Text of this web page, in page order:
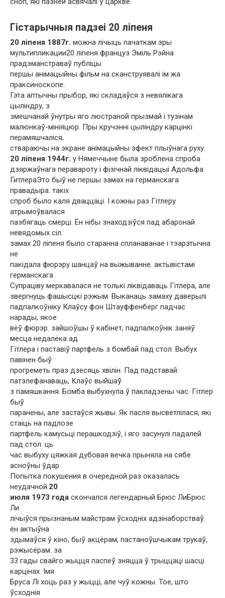
Гістарычныя падзеі 20 ліпеня
20 ліпеня 1887г. можна лічыць пачаткам эры
мультипликации20 ліпеня француз Эміль Рэйна
прадэманстраваў публіцы
першы анімацыйны фільм на сканструявалі ім жа
праксиноскопе.
Гэта аптычны прыбор, які складаўся з невялікага
цыліндру, з
змешчанай ўнутры яго люстраной прызмай і тузінам
малюнкаў-мініяцюр. Пры кручэнні цыліндру карцінкі
перамяшчаліся,
ствараючы на ​​экране анімацыйны эфект плыўнага руху.
20 ліпеня 1944г. у Нямеччыне была зроблена спроба
дзяржаўнага перавароту і фізічнай ліквідацыі Адольфа
ГитлераЭто быў не першы замах на германскага
правадыра. такіх
спроб было каля дваццаці. І кожны раз Гітлеру
атрымоўвалася
пазбягаць смерці. Ён нібы знаходзіўся пад абаронай
невядомых сіл.
замах 20 ліпеня было старанна спланаванае і тэарэтычна
не
пакідала фюрэру шанцаў на выжыванне. актывістамі
германскага
Супраціву меркавалася не толькі ліквідаваць Гітлера, але
звергнуць фашысцкі рэжым. Выканаць замаху даверылі
падпалкоўніку Клаўсу фон Штауффенберг падчас
нарады, якое
вёў фюрэр. зайшоўшы ў кабінет, падпалкоўнік заняў
месца недалёка ад
Гітлера і паставіў партфель з бомбай пад стол. Выбух
павінен быў
прогреметь праз дзесяць хвілін. Пад падставай
патэлефанаваць, Клаўс выйшаў
з памяшкання. Бомба выбухнула ў пакладзены час. Гітлер
быў
паранены, але застаўся жывы. Як пасля высветлілася, які
стаіць на падлозе
партфель камусьці перашкодзіў, і яго засунулі падалей
пад стол. ць
час выбуху цяжкая дубовая вечка прыняла на сябе
асноўны ўдар.
Попытка покушения в очередной раз оказалась
неудачной.20
июля 1973 года скончался легендарный Брюс ЛиБрюс
Ли
лічыўся прызнаным майстрам ўсходніх адзінаборстваў.
ён актыўна
здымаўся ў кіно, быў акцёрам, пастаноўшчыкам трукаў,
рэжысёрам. за
33 гады свайго жыцця паспеў зняцца ў трыццаці шасці
карцінах. Імя
Бруса Лі хоць раз у жыцці, але чуў кожны. Тое, што
ўсходнія